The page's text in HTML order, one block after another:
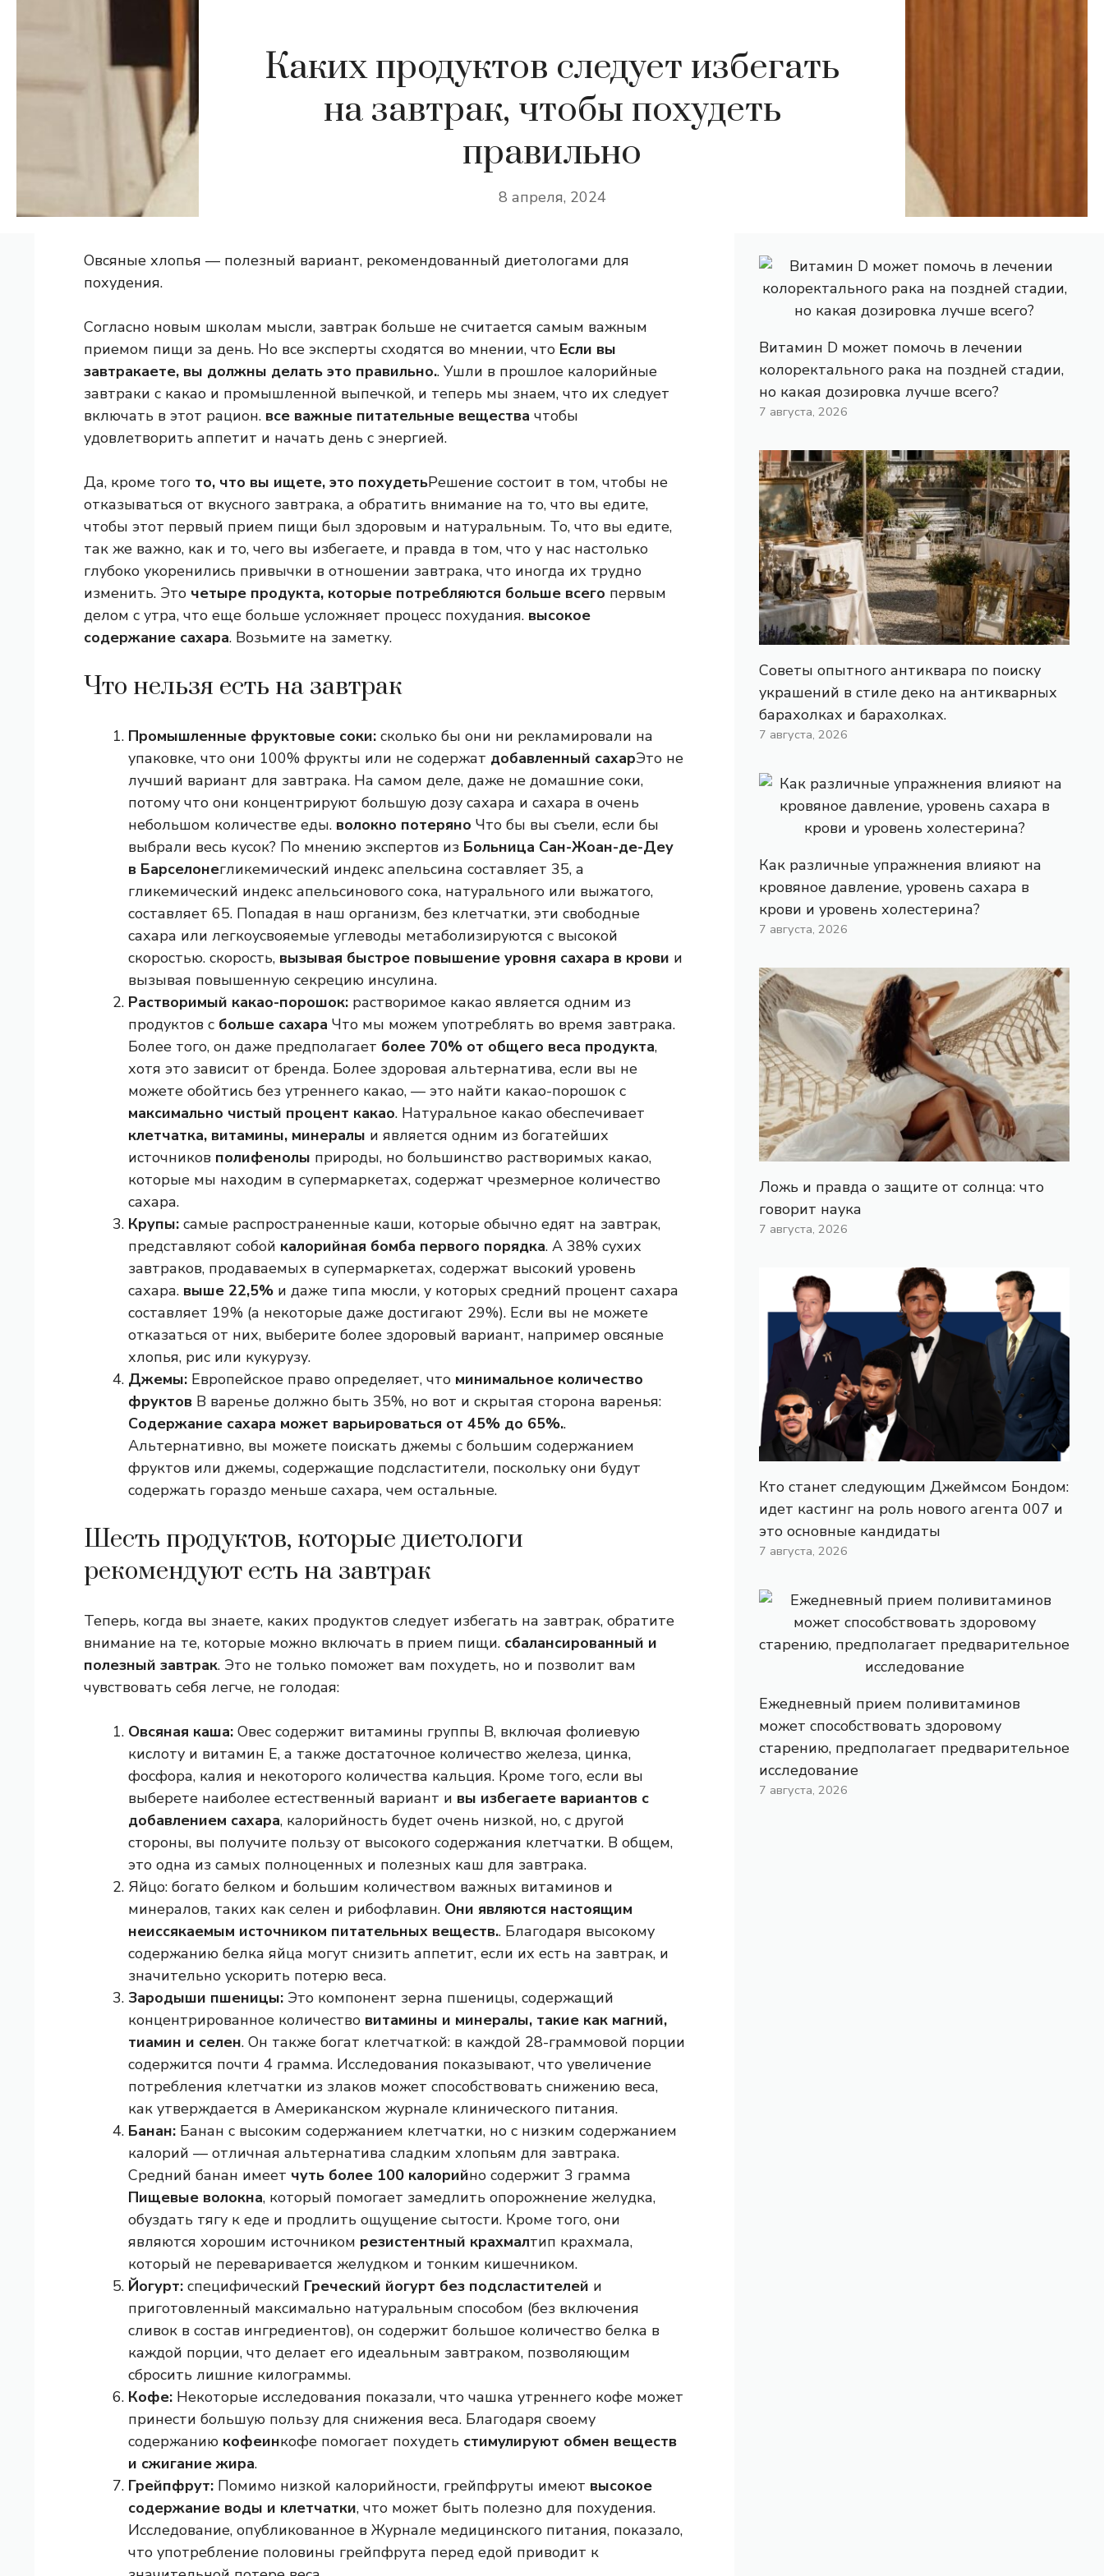
Каких продуктов следует избегать
на завтрак, чтобы похудеть
правильно
8 апреля, 2024
Овсяные хлопья — полезный вариант, рекомендованный диетологами для
похудения.
Согласно новым школам мысли, завтрак больше не считается самым важным
приемом пищи за день. Но все эксперты сходятся во мнении, что Если вы
завтракаете, вы должны делать это правильно.. Ушли в прошлое калорийные
завтраки с какао и промышленной выпечкой, и теперь мы знаем, что их следует
включать в этот рацион. все важные питательные вещества чтобы
удовлетворить аппетит и начать день с энергией.
Да, кроме того то, что вы ищете, это похудетьРешение состоит в том, чтобы не
отказываться от вкусного завтрака, а обратить внимание на то, что вы едите,
чтобы этот первый прием пищи был здоровым и натуральным. То, что вы едите,
так же важно, как и то, чего вы избегаете, и правда в том, что у нас настолько
глубоко укоренились привычки в отношении завтрака, что иногда их трудно
изменить. Это четыре продукта, которые потребляются больше всего первым
делом с утра, что еще больше усложняет процесс похудания. высокое
содержание сахара. Возьмите на заметку.
Что нельзя есть на завтрак
Промышленные фруктовые соки: сколько бы они ни рекламировали на
упаковке, что они 100% фрукты или не содержат добавленный сахарЭто не
лучший вариант для завтрака. На самом деле, даже не домашние соки,
потому что они концентрируют большую дозу сахара и сахара в очень
небольшом количестве еды. волокно потеряно Что бы вы съели, если бы
выбрали весь кусок? По мнению экспертов из Больница Сан-Жоан-де-Деу
в Барселонегликемический индекс апельсина составляет 35, а
гликемический индекс апельсинового сока, натурального или выжатого,
составляет 65. Попадая в наш организм, без клетчатки, эти свободные
сахара или легкоусвояемые углеводы метаболизируются с высокой
скоростью. скорость, вызывая быстрое повышение уровня сахара в крови и
вызывая повышенную секрецию инсулина.
Растворимый какао-порошок: растворимое какао является одним из
продуктов с больше сахара Что мы можем употреблять во время завтрака.
Более того, он даже предполагает более 70% от общего веса продукта,
хотя это зависит от бренда. Более здоровая альтернатива, если вы не
можете обойтись без утреннего какао, — это найти какао-порошок с
максимально чистый процент какао. Натуральное какао обеспечивает
клетчатка, витамины, минералы и является одним из богатейших
источников полифенолы природы, но большинство растворимых какао,
которые мы находим в супермаркетах, содержат чрезмерное количество
сахара.
Крупы: самые распространенные каши, которые обычно едят на завтрак,
представляют собой калорийная бомба первого порядка. А 38% сухих
завтраков, продаваемых в супермаркетах, содержат высокий уровень
сахара. выше 22,5% и даже типа мюсли, у которых средний процент сахара
составляет 19% (а некоторые даже достигают 29%). Если вы не можете
отказаться от них, выберите более здоровый вариант, например овсяные
хлопья, рис или кукурузу.
Джемы: Европейское право определяет, что минимальное количество
фруктов В варенье должно быть 35%, но вот и скрытая сторона варенья:
Содержание сахара может варьироваться от 45% до 65%..
Альтернативно, вы можете поискать джемы с большим содержанием
фруктов или джемы, содержащие подсластители, поскольку они будут
содержать гораздо меньше сахара, чем остальные.
Шесть продуктов, которые диетологи
рекомендуют есть на завтрак
Теперь, когда вы знаете, каких продуктов следует избегать на завтрак, обратите
внимание на те, которые можно включать в прием пищи. сбалансированный и
полезный завтрак. Это не только поможет вам похудеть, но и позволит вам
чувствовать себя легче, не голодая:
Овсяная каша: Овес содержит витамины группы В, включая фолиевую
кислоту и витамин Е, а также достаточное количество железа, цинка,
фосфора, калия и некоторого количества кальция. Кроме того, если вы
выберете наиболее естественный вариант и вы избегаете вариантов с
добавлением сахара, калорийность будет очень низкой, но, с другой
стороны, вы получите пользу от высокого содержания клетчатки. В общем,
это одна из самых полноценных и полезных каш для завтрака.
Яйцо: богато белком и большим количеством важных витаминов и
минералов, таких как селен и рибофлавин. Они являются настоящим
неиссякаемым источником питательных веществ.. Благодаря высокому
содержанию белка яйца могут снизить аппетит, если их есть на завтрак, и
значительно ускорить потерю веса.
Зародыши пшеницы: Это компонент зерна пшеницы, содержащий
концентрированное количество витамины и минералы, такие как магний,
тиамин и селен. Он также богат клетчаткой: в каждой 28-граммовой порции
содержится почти 4 грамма. Исследования показывают, что увеличение
потребления клетчатки из злаков может способствовать снижению веса,
как утверждается в Американском журнале клинического питания.
Банан: Банан с высоким содержанием клетчатки, но с низким содержанием
калорий — отличная альтернатива сладким хлопьям для завтрака.
Средний банан имеет чуть более 100 калорийно содержит 3 грамма
Пищевые волокна, который помогает замедлить опорожнение желудка,
обуздать тягу к еде и продлить ощущение сытости. Кроме того, они
являются хорошим источником резистентный крахмалтип крахмала,
который не переваривается желудком и тонким кишечником.
Йогурт: специфический Греческий йогурт без подсластителей и
приготовленный максимально натуральным способом (без включения
сливок в состав ингредиентов), он содержит большое количество белка в
каждой порции, что делает его идеальным завтраком, позволяющим
сбросить лишние килограммы.
Кофе: Некоторые исследования показали, что чашка утреннего кофе может
принести большую пользу для снижения веса. Благодаря своему
содержанию кофеинкофе помогает похудеть стимулируют обмен веществ
и сжигание жира.
Грейпфрут: Помимо низкой калорийности, грейпфруты имеют высокое
содержание воды и клетчатки, что может быть полезно для похудения.
Исследование, опубликованное в Журнале медицинского питания, показало,
что употребление половины грейпфрута перед едой приводит к
Витамин D может помочь в лечении
колоректального рака на поздней стадии,
но какая дозировка лучше всего?
7 августа, 2026
Советы опытного антиквара по поиску
украшений в стиле деко на антикварных
барахолках и барахолках.
7 августа, 2026
Как различные упражнения влияют на
кровяное давление, уровень сахара в
крови и уровень холестерина?
7 августа, 2026
Ложь и правда о защите от солнца: что
говорит наука
7 августа, 2026
Кто станет следующим Джеймсом Бондом:
идет кастинг на роль нового агента 007 и
это основные кандидаты
7 августа, 2026
Ежедневный прием поливитаминов
может способствовать здоровому
старению, предполагает предварительное
исследование
7 августа, 2026